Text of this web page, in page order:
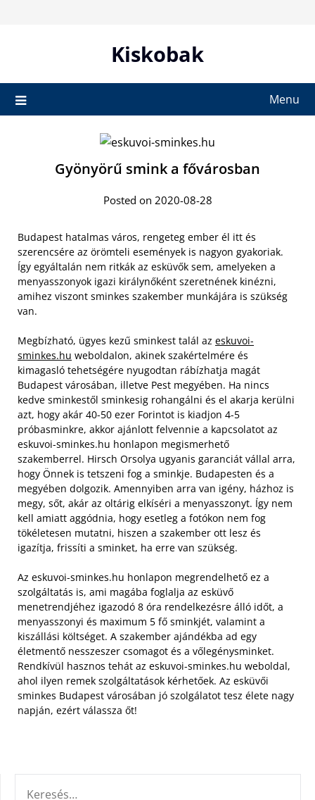
Kiskobak
Menu
Gyönyörű smink a fővárosban
Posted on 2020-08-28
Budapest hatalmas város, rengeteg ember él itt és
szerencsére az örömteli események is nagyon gyakoriak.
Így egyáltalán nem ritkák az esküvők sem, amelyeken a
menyasszonyok igazi királynőként szeretnének kinézni,
amihez viszont sminkes szakember munkájára is szükség
van.
Megbízható, ügyes kezű sminkest talál az eskuvoi-
sminkes.hu weboldalon, akinek szakértelmére és
kimagasló tehetségére nyugodtan rábízhatja magát
Budapest városában, illetve Pest megyében. Ha nincs
kedve sminkestől sminkesig rohangálni és el akarja kerülni
azt, hogy akár 40-50 ezer Forintot is kiadjon 4-5
próbasminkre, akkor ajánlott felvennie a kapcsolatot az
eskuvoi-sminkes.hu honlapon megismerhető
szakemberrel. Hirsch Orsolya ugyanis garanciát vállal arra,
hogy Önnek is tetszeni fog a sminkje. Budapesten és a
megyében dolgozik. Amennyiben arra van igény, házhoz is
megy, sőt, akár az oltárig elkíséri a menyasszonyt. Így nem
kell amiatt aggódnia, hogy esetleg a fotókon nem fog
tökéletesen mutatni, hiszen a szakember ott lesz és
igazítja, frissíti a sminket, ha erre van szükség.
Az eskuvoi-sminkes.hu honlapon megrendelhető ez a
szolgáltatás is, ami magába foglalja az esküvő
menetrendjéhez igazodó 8 óra rendelkezésre álló időt, a
menyasszonyi és maximum 5 fő sminkjét, valamint a
kiszállási költséget. A szakember ajándékba ad egy
életmentő nesszeszer csomagot és a vőlegénysminket.
Rendkívül hasznos tehát az eskuvoi-sminkes.hu weboldal,
ahol ilyen remek szolgáltatások kérhetőek. Az esküvői
sminkes Budapest városában jó szolgálatot tesz élete nagy
napján, ezért válassza őt!